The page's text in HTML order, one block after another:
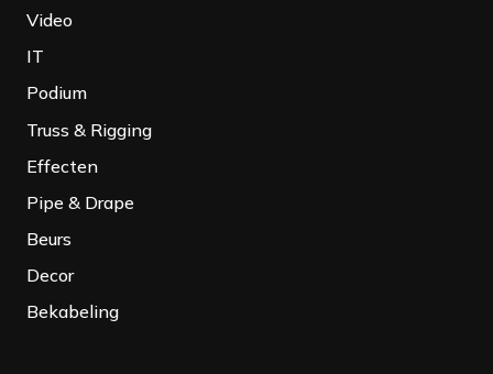
Video
IT
Podium
Truss & Rigging
Effecten
Pipe & Drape
Beurs
Decor
Bekabeling